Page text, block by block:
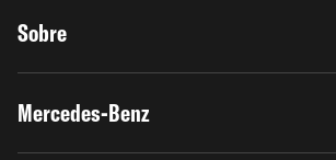
Sobre
Mercedes-Benz